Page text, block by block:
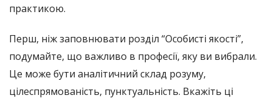
практикою.
Перш, ніж заповнювати розділ “Особисті якості”,
подумайте, що важливо в професії, яку ви вибрали.
Це може бути аналітичний склад розуму,
цілеспрямованість, пунктуальність. Вкажіть ці